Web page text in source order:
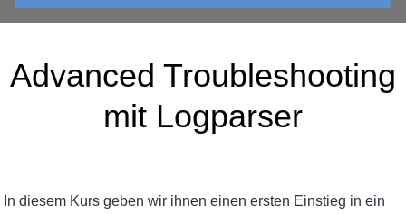
Advanced Troubleshooting
mit Logparser
In diesem Kurs geben wir ihnen einen ersten Einstieg in ein